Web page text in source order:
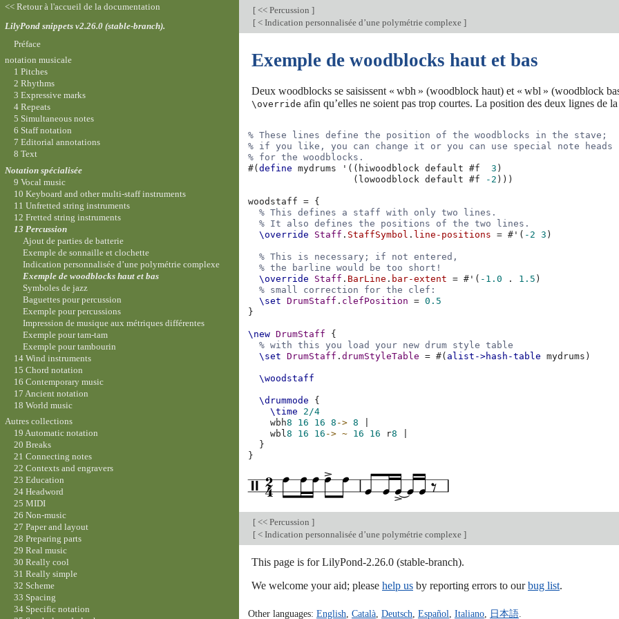
[ << Percussion ]
[ < Indication personnalisée d’une polymétrie complexe ]
Exemple de woodblocks haut et bas
Deux woodblocks se saisissent « wbh » (woodblock haut) et « wbl » (woodblock
\override afin qu’elles ne soient pas trop courtes. La position des deux lignes de
% These lines define the position of the woodblocks in the stave;
% if you like, you can change it or you can use special note heads
% for the woodblocks.
#(define mydrums ' (( hiwoodblock default #f 3 )
( lowoodblock default #f -2 )))
woodstaff = {
% This defines a staff with only two lines.
% It also defines the positions of the two lines.
\override
Staff . StaffSymbol . line-positions = # ' ( -2 3 )
% This is necessary; if not entered,
% the barline would be too short!
\override
Staff . BarLine . bar-extent = # ' ( -1.0 . 1.5 )
% small correction for the clef:
\set
DrumStaff . clefPosition = 0.5
}
\new DrumStaff
{
% with this you load your new drum style table
\set
DrumStaff .drumStyleTable = #( alist->hash-table mydrums )
\woodstaff
\drummode
{
\time
2/4
wbh8 16 16 8 -> 8
wbl8 16 16 -> ~ 16 16 r8
}
}
[ << Percussion ]
[ < Indication personnalisée d’une polymétrie complexe ]
This page is for LilyPond-2.26.0 (stable-branch).
We welcome your aid; please help us by reporting errors to ourbug list.
Other languages: English Català, Deutsch Español Italiano, 日本語.
<< Retour à l'accueil de la documentation
LilyPond snippets v2.26.0 (stable-branch).
Préface
notation musicale
1 Pitches
2 Rhythms
3 Expressive marks
4 Repeats
5 Simultaneous notes
6 Staff notation
7 Editorial annotations
8 Text
Notation spécialisée
9 Vocal music
10 Keyboard and other multi-staff instruments
11 Unfretted string instruments
12 Fretted string instruments
13 Percussion
Ajout de parties de batterie
Exemple de sonnaille et clochette
Indication personnalisée d’une polymétrie complexe
Exemple de woodblocks haut et bas
Symboles de jazz
Baguettes pour percussion
Exemple pour percussions
Impression de musique aux métriques différentes
Exemple pour tam-tam
Exemple pour tambourin
14 Wind instruments
15 Chord notation
16 Contemporary music
17 Ancient notation
18 World music
Autres collections
19 Automatic notation
20 Breaks
21 Connecting notes
22 Contexts and engravers
23 Education
24 Headword
25 MIDI
26 Non-music
27 Paper and layout
28 Preparing parts
29 Real music
30 Really cool
31 Really simple
32 Scheme
33 Spacing
34 Specific notation